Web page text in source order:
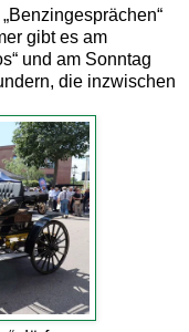
gibt es am
und am Sonntag
die inzwischen